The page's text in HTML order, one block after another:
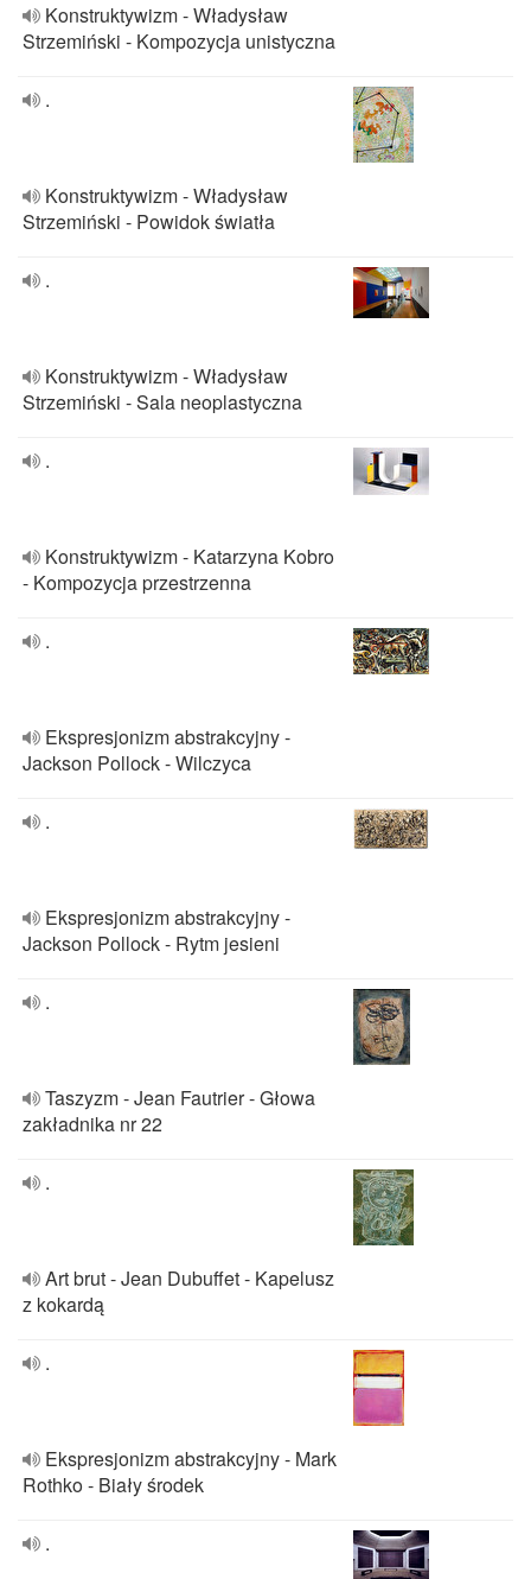
Konstruktywizm - Władysław
Strzemiński - Kompozycja unistyczna
.
Konstruktywizm - Władysław
Strzemiński - Powidok światła
.
Konstruktywizm - Władysław
Strzemiński - Sala neoplastyczna
.
Konstruktywizm - Katarzyna Kobro
- Kompozycja przestrzenna
.
Ekspresjonizm abstrakcyjny -
Jackson Pollock - Wilczyca
.
Ekspresjonizm abstrakcyjny -
Jackson Pollock - Rytm jesieni
.
Taszyzm - Jean Fautrier - Głowa
zakładnika nr 22
.
Art brut - Jean Dubuffet - Kapelusz
z kokardą
.
Ekspresjonizm abstrakcyjny - Mark
Rothko - Biały środek
.